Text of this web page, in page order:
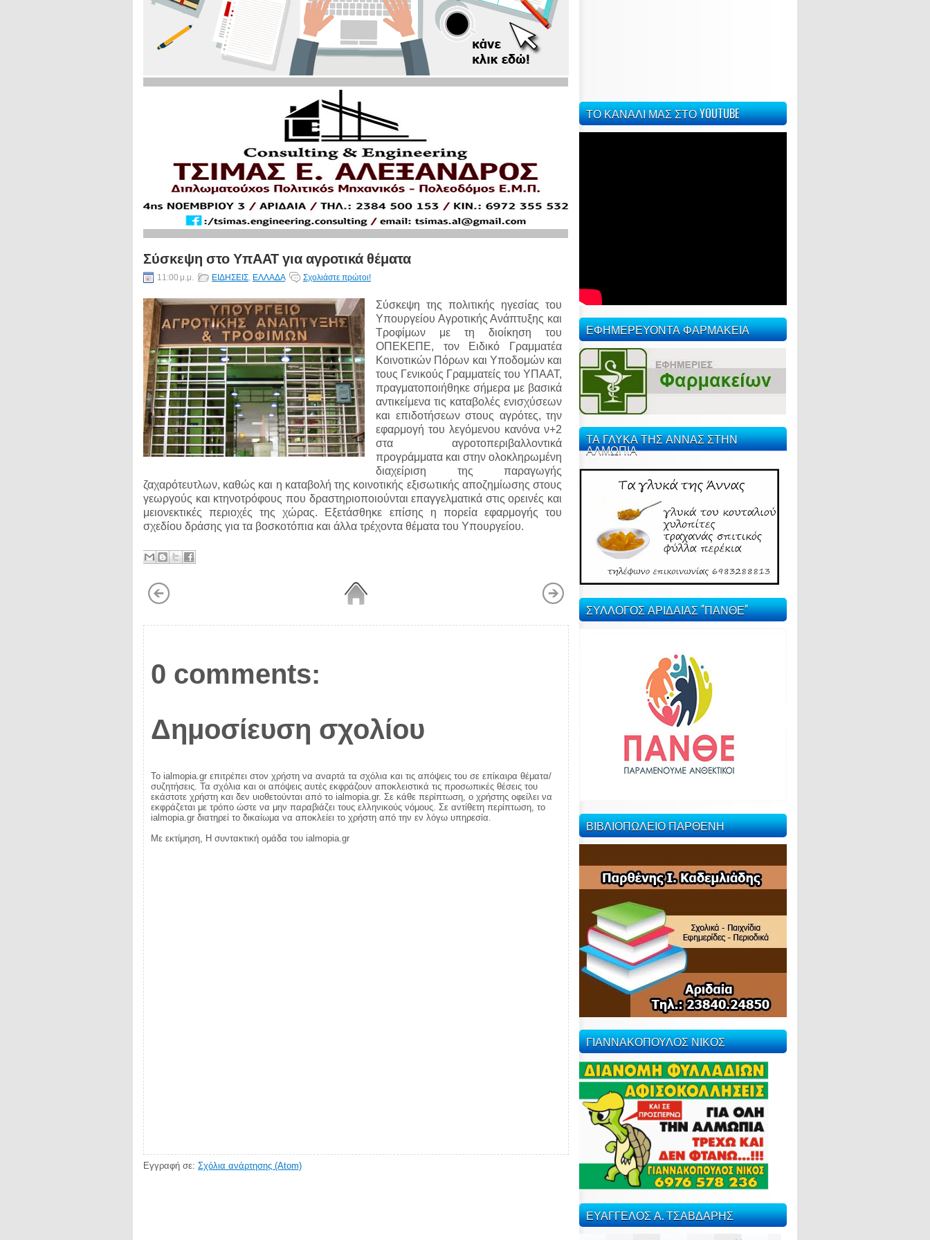
Σύσκεψη στο ΥπΑΑΤ για αγροτικά θέματα
11:00 μ.μ. ΕΙΔΗΣΕΙΣ, ΕΛΛΑΔΑ Σχολιάστε πρώτοι!
Σύσκεψη της πολιτικής ηγεσίας του
Υπουργείου Αγροτικής Ανάπτυξης και
Τροφίμων με τη διοίκηση του
ΟΠΕΚΕΠΕ, τον Ειδικό Γραμματέα
Κοινοτικών Πόρων και Υποδομών και
τους Γενικούς Γραμματείς του ΥΠΑΑΤ,
πραγματοποιήθηκε σήμερα με βασικά
αντικείμενα τις καταβολές ενισχύσεων
και επιδοτήσεων στους αγρότες, την
εφαρμογή του λεγόμενου κανόνα ν+2
στα αγροτοπεριβαλλοντικά
προγράμματα και στην ολοκληρωμένη
διαχείριση της παραγωγής
ζαχαρότευτλων, καθώς και η καταβολή της κοινοτικής εξισωτικής αποζημίωσης στους
γεωργούς και κτηνοτρόφους που δραστηριοποιούνται επαγγελματικά στις ορεινές και
μειονεκτικές περιοχές της χώρας. Εξετάσθηκε επίσης η πορεία εφαρμογής του
σχεδίου δράσης για τα βοσκοτόπια και άλλα τρέχοντα θέματα του Υπουργείου.
0 comments:
Δημοσίευση σχολίου
Το ialmopia.gr επιτρέπει στον χρήστη να αναρτά τα σχόλια και τις απόψεις του σε επίκαιρα θέματα/
συζητήσεις. Τα σχόλια και οι απόψεις αυτές εκφράζουν αποκλειστικά τις προσωπικές θέσεις του
εκάστοτε χρήστη και δεν υιοθετούνται από το ialmopia.gr. Σε κάθε περίπτωση, ο χρήστης οφείλει να
εκφράζεται με τρόπο ώστε να μην παραβιάζει τους ελληνικούς νόμους. Σε αντίθετη περίπτωση, το
ialmopia.gr διατηρεί το δικαίωμα να αποκλείει το χρήστη από την εν λόγω υπηρεσία.
Με εκτίμηση, Η συντακτική ομάδα του ialmopia.gr
Εγγραφή σε: Σχόλια ανάρτησης (Atom)
ΤΟ ΚΑΝΑΛΙ ΜΑΣ ΣΤΟ YOUTUBE
ΕΦΗΜΕΡΕΥΟΝΤΑ ΦΑΡΜΑΚΕΙΑ
ΤΑ ΓΛΥΚΑ ΤΗΣ ΑΝΝΑΣ ΣΤΗΝ
ΑΛΜΩΠΙΑ
ΣΥΛΛΟΓΟΣ ΑΡΙΔΑΙΑΣ "ΠΑΝΘΕ"
ΒΙΒΛΙΟΠΩΛΕΙΟ ΠΑΡΘΕΝΗ
ΓΙΑΝΝΑΚΟΠΟΥΛΟΣ ΝΙΚΟΣ
ΕΥΑΓΓΕΛΟΣ Α. ΤΣΑΒΔΑΡΗΣ